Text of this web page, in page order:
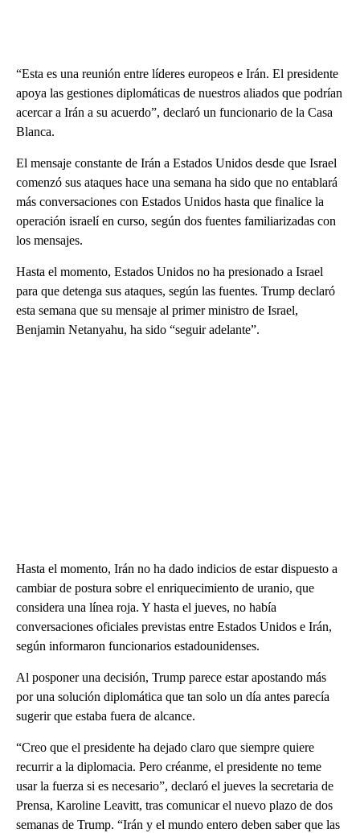
“Esta es una reunión entre líderes europeos e Irán. El presidente
apoya las gestiones diplomáticas de nuestros aliados que podrían
acercar a Irán a su acuerdo”, declaró un funcionario de la Casa
Blanca.
El mensaje constante de Irán a Estados Unidos desde que Israel
comenzó sus ataques hace una semana ha sido que no entablará
más conversaciones con Estados Unidos hasta que finalice la
operación israelí en curso, según dos fuentes familiarizadas con
los mensajes.
Hasta el momento, Estados Unidos no ha presionado a Israel
para que detenga sus ataques, según las fuentes. Trump declaró
esta semana que su mensaje al primer ministro de Israel,
Benjamin Netanyahu, ha sido “seguir adelante”.
Hasta el momento, Irán no ha dado indicios de estar dispuesto a
cambiar de postura sobre el enriquecimiento de uranio, que
considera una línea roja. Y hasta el jueves, no había
conversaciones oficiales previstas entre Estados Unidos e Irán,
según informaron funcionarios estadounidenses.
Al posponer una decisión, Trump parece estar apostando más
por una solución diplomática que tan solo un día antes parecía
sugerir que estaba fuera de alcance.
“Creo que el presidente ha dejado claro que siempre quiere
recurrir a la diplomacia. Pero créanme, el presidente no teme
usar la fuerza si es necesario”, declaró el jueves la secretaria de
Prensa, Karoline Leavitt, tras comunicar el nuevo plazo de dos
semanas de Trump. “Irán y el mundo entero deben saber que las